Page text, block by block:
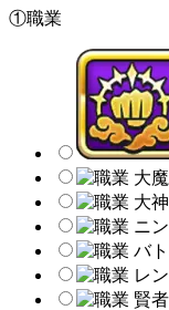
①職業